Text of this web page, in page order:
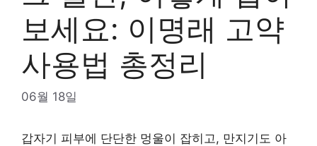
보세요: 이명래 고약
사용법 총정리
06월 18일
갑자기 피부에 단단한 멍울이 잡히고, 만지기도 아